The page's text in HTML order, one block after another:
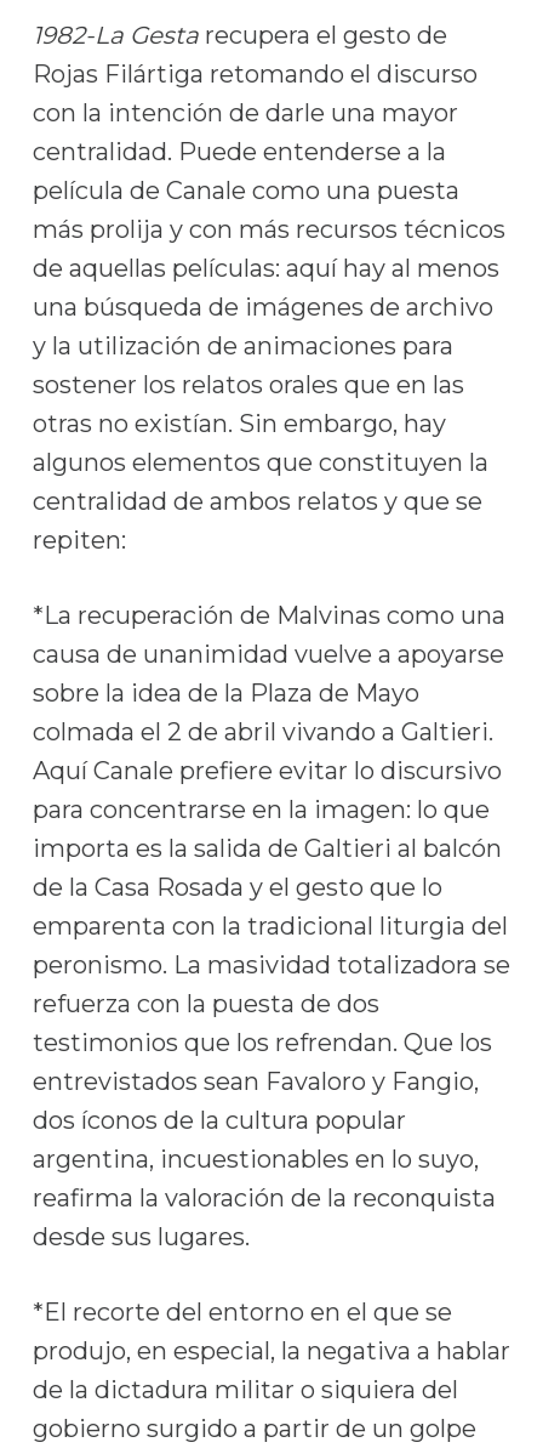
1982-La Gestarecupera el gesto de
Rojas Filártiga retomando el discurso
con la intención de darle una mayor
centralidad. Puede entenderse a la
película de Canale como una puesta
más prolija y con más recursos técnicos
de aquellas películas: aquí hay al menos
una búsqueda de imágenes de archivo
y la utilización de animaciones para
sostener los relatos orales que en las
otras no existían. Sin embargo, hay
algunos elementos que constituyen la
centralidad de ambos relatos y que se
repiten:
*La recuperación de Malvinas como una
causa de unanimidad vuelve a apoyarse
sobre la idea de la Plaza de Mayo
colmada el 2 de abril vivando a Galtieri.
Aquí Canale prefiere evitar lo discursivo
para concentrarse en la imagen: lo que
importa es la salida de Galtieri al balcón
de la Casa Rosada y el gesto que lo
emparenta con la tradicional liturgia del
peronismo. La masividad totalizadora se
refuerza con la puesta de dos
testimonios que los refrendan. Que los
entrevistados sean Favaloro y Fangio,
dos íconos de la cultura popular
argentina, incuestionables en lo suyo,
reafirma la valoración de la reconquista
desde sus lugares.
*El recorte del entorno en el que se
produjo, en especial, la negativa a hablar
de la dictadura militar o siquiera del
gobierno surgido a partir de un golpe